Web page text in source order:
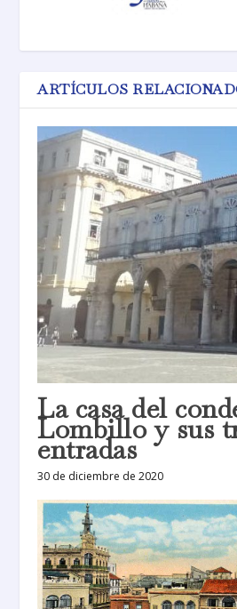
ARTÍCULOS
La casa del
Lombillo y sus
entradas
30 de diciembre de 2020